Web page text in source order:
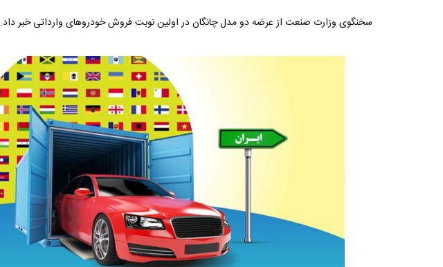
سخنگوی وزارت صنعت از عرضه دو مدل چانگان در اولین نوبت فروش خودروهای وارداتی خبر داد.